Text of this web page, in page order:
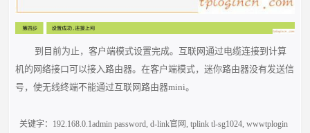
到目前为止，客户端模式设置完成。互联网通过电缆连接到计算
机的网络接口可以接入路由器。在客户端模式，迷你路由器没有发送信
号，使无线终端不能通过互联网路由器mini。
关键字： 192.168.0.1admin password,d-link官网,tplink tl-sg1024,wwwtplogin